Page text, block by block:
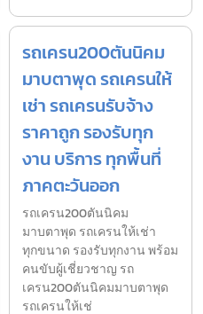
รถเครน200ตันนิคม
มาบตาพุด รถเครนให้
เช่า รถเครนรับจ้าง
ราคาถูก รองรับทุก
งาน บริการ ทุกพื้นที่
ภาคตะวันออก
รถเครน200ตันนิคม
มาบตาพุด รถเครนให้เช่า
ทุกขนาด รองรับทุกงาน พร้อม
คนขับผู้เชี่ยวชาญ รถ
เครน200ตันนิคมมาบตาพุด
รถเครนให้เช่